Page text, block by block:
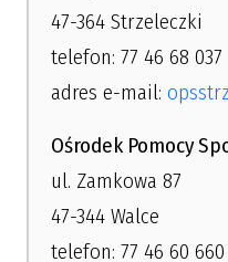
47-364 Strzeleczki
telefon: 77 46 68 037
adres e-mail:
Ośrodek Pomocy
ul. Zamkowa 87
47-344 Walce
telefon: 77 46 60 660